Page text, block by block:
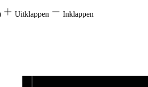
Uitklappen
Inklappen